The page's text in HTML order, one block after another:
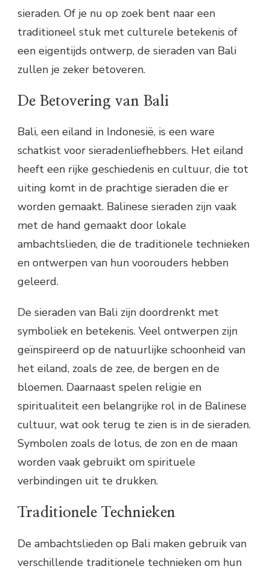
sieraden. Of je nu op zoek bent naar een
traditioneel stuk met culturele betekenis of
een eigentijds ontwerp, de sieraden van Bali
zullen je zeker betoveren.
De Betovering van Bali
Bali, een eiland in Indonesië, is een ware
schatkist voor sieradenliefhebbers. Het eiland
heeft een rijke geschiedenis en cultuur, die tot
uiting komt in de prachtige sieraden die er
worden gemaakt. Balinese sieraden zijn vaak
met de hand gemaakt door lokale
ambachtslieden, die de traditionele technieken
en ontwerpen van hun voorouders hebben
geleerd.
De sieraden van Bali zijn doordrenkt met
symboliek en betekenis. Veel ontwerpen zijn
geïnspireerd op de natuurlijke schoonheid van
het eiland, zoals de zee, de bergen en de
bloemen. Daarnaast spelen religie en
spiritualiteit een belangrijke rol in de Balinese
cultuur, wat ook terug te zien is in de sieraden.
Symbolen zoals de lotus, de zon en de maan
worden vaak gebruikt om spirituele
verbindingen uit te drukken.
Traditionele Technieken
De ambachtslieden op Bali maken gebruik van
verschillende traditionele technieken om hun